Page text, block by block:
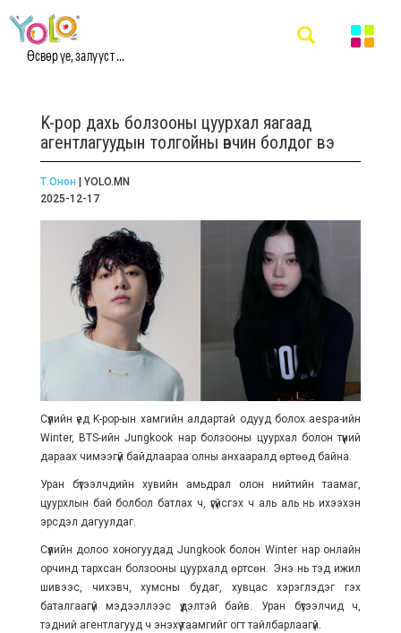
Өсвөр үе, залууст ...
K-pop дахь болзооны цуурхал яагаад
агентлагуудын толгойны өвчин болдог вэ
Т.Онон | YOLO.MN
2025-12-17
Сүүлийн үед K-pop-ын хамгийн алдартай одууд болох aespa-ийн
Winter, BTS-ийн Jungkook нар болзооны цуурхал болон түүний
дараах чимээгүй байдлаараа олны анхааралд өртөөд байна.
Уран бүтээлчдийн хувийн амьдрал олон нийтийн таамаг,
цуурхлын бай болбол батлах ч, үгүйсгэх ч аль аль нь ихээхэн
эрсдэл дагуулдаг.
Сүүлийн долоо хоногуудад Jungkook болон Winter нар онлайн
орчинд тархсан болзооны цуурхалд өртсөн. Энэ нь тэд ижил
шивээс, чихэвч, хумсны будаг, хувцас хэрэглэдэг гэх
баталгаагүй мэдээллээс үүдэлтэй байв. Уран бүтээлчид ч,
тэдний агентлагууд ч энэхүү таамгийг огт тайлбарлаагүй.